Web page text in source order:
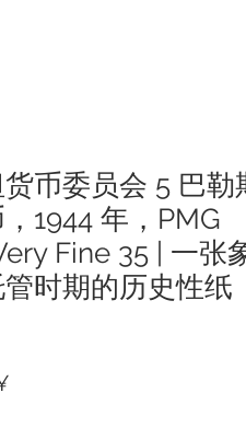
币委员会 5 巴勒
1944 年，PMG
Fine 35 | 一张
时期的历史性纸